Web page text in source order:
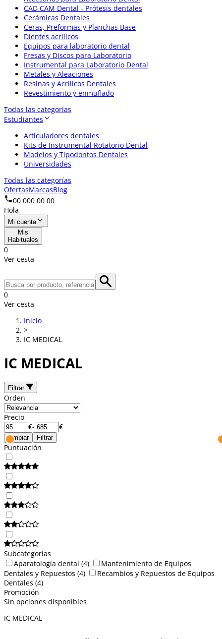
CAD CAM Dental - Prótesis dentales
Cerámicas Dentales
Ceras, Preformas y Planchas Base
Dientes acrílicos
Equipos para laboratorio dental
Fresas y Discos para Laboratorio
Instrumental para Laboratorio Dental
Metales y Aleaciones
Resinas y Acrílicos Dentales
Revestimiento y enmuflado
Todas las categorías
Estudiantes
Articuladores dentales
Kits de Instrumental Rotatorio Dental
Modelos y Tipodontos Dentales
Universidades
Todas las categorías
OfertasMarcasBlog
00 000 00 00
Hola
Mi cuenta
Mis
Habituales
0
Ver cesta
0
Ver cesta
Inicio
>
IC MEDICAL
IC MEDICAL
Filtrar
Orden
Precio
€- €
Limpiar Filtrar
Puntuación
Subcategorías
Aparatología dental (4)
Mantenimiento de Equipos
Dentales y Repuestos (4)
Recambios y Repuestos de Equipos
Dentales (4)
Promoción
Sin opciones disponibles
IC MEDICAL